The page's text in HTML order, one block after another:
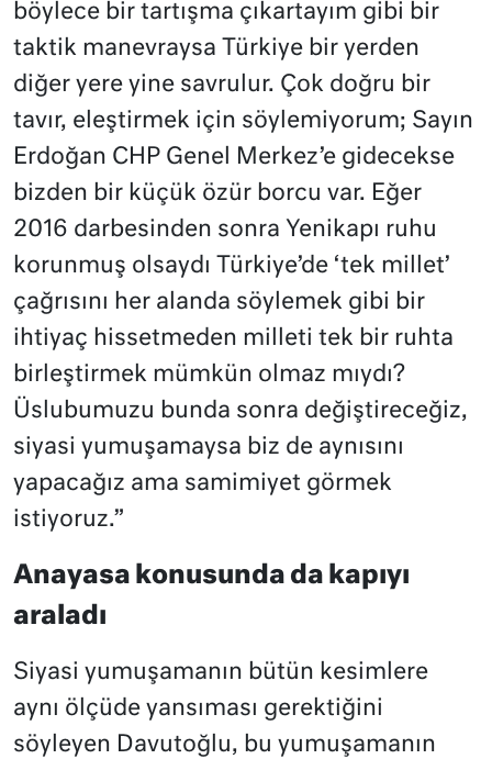
böylece bir tartışma çıkartayım gibi bir
taktik manevraysa Türkiye bir yerden
diğer yere yine savrulur. Çok doğru bir
tavır, eleştirmek için söylemiyorum; Sayın
Erdoğan CHP Genel Merkez’e gidecekse
bizden bir küçük özür borcu var. Eğer
2016 darbesinden sonra Yenikapı ruhu
korunmuş olsaydı Türkiye’de ‘tek millet’
çağrısını her alanda söylemek gibi bir
ihtiyaç hissetmeden milleti tek bir ruhta
birleştirmek mümkün olmaz mıydı?
Üslubumuzu bunda sonra değiştireceğiz,
siyasi yumuşamaysa biz de aynısını
yapacağız ama samimiyet görmek
istiyoruz.”
Anayasa konusunda da kapıyı
araladı
Siyasi yumuşamanın bütün kesimlere
aynı ölçüde yansıması gerektiğini
söyleyen Davutoğlu, bu yumuşamanın